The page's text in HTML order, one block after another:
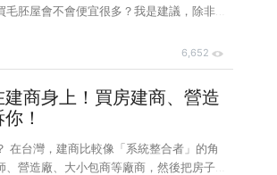
胚屋會不會便宜很多？我是建議，除非真
建商根本不給扣。其實，實價登錄實施久
、或含裝潢的生態，主要是含裝修可以墊
家就知道，像日本、美國都是這樣子，當地
在房價裡了，台灣未來肯定也會往這個方
以讓房價透明化，是沒錯啦，這
6,652
商身上！買房建商、營造
！
營造廠、大小包商等廠商，然後把房子給